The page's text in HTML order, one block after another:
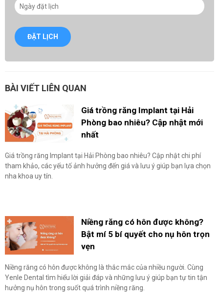
ĐẶT LỊCH
BÀI VIẾT LIÊN QUAN
Giá trồng răng Implant tại Hải
Phòng bao nhiêu? Cập nhật mới
nhất
Giá trồng răng Implant tại Hải Phòng bao nhiêu? Cập nhật chi phí
tham khảo, các yếu tố ảnh hưởng đến giá và lưu ý giúp bạn lựa chọn
nha khoa uy tín.
Niềng răng có hôn được không?
Bật mí 5 bí quyết cho nụ hôn trọn
vẹn
Niềng răng có hôn được không là thắc mắc của nhiều người. Cùng
Yenle Dental tìm hiểu lời giải đáp và những lưu ý giúp bạn tự tin tận
hưởng nụ hôn trong suốt quá trình niềng răng.